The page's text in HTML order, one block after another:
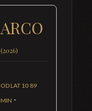
ARCO
(2026)
OD LAT 10 89
MIN -